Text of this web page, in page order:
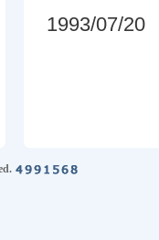
1993/07/20